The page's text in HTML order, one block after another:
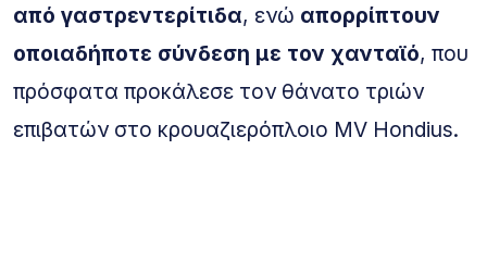
από γαστρεντερίτιδα, ενώ απορρίπτουν
οποιαδήποτε σύνδεση με τον χανταϊό, που
πρόσφατα προκάλεσε τον θάνατο τριών
επιβατών στο κρουαζιερόπλοιο MV Hondius.